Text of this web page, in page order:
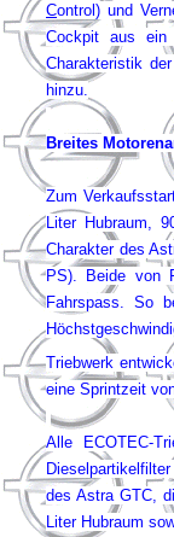
Control) und
Cockpit aus ein
Charakteristik
hinzu.
Breites
Zum
Liter Hubraum,
Charakter des
PS). Beide von
Fahrspass. So
Triebwerk
eine Sprintzeit
Alle ECOTEC-
des Astra GTC,
Liter Hubraum